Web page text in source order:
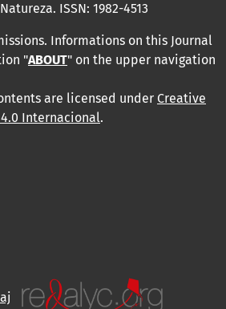
ISSN: 1982-4513
Informations on this Journal
"ABOUT" on the upper navigation
are licensed under Creative
Internacional.